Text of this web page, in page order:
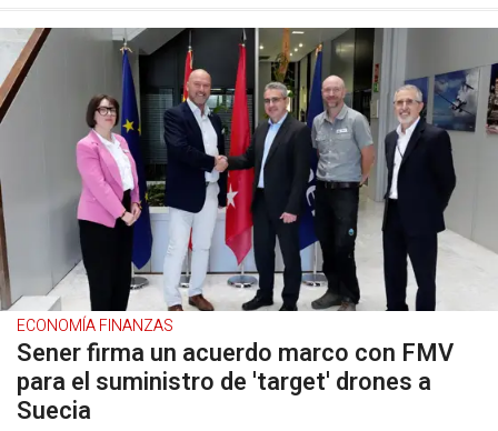
ECONOMÍA FINANZAS
Sener firma un acuerdo marco con FMV
para el suministro de 'target' drones a
Suecia